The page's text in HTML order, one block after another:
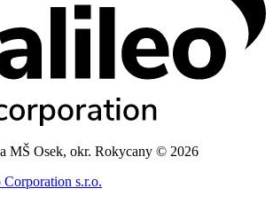
MŠ Osek, okr. Rokycany © 2026
s.r.o.